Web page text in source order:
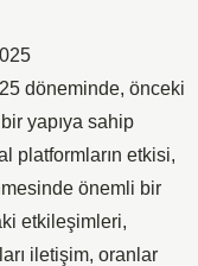
döneminde, önceki
yapıya sahip
platformların etkisi,
önemli bir
etkileşimleri,
iletişim, oranlar